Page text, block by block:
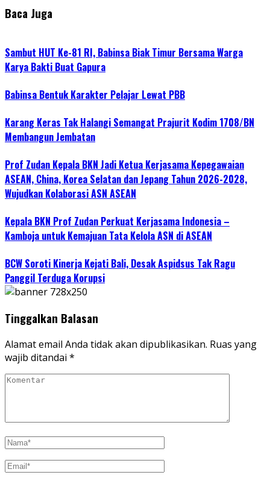
Baca Juga
Sambut HUT Ke-81 RI, Babinsa Biak Timur Bersama Warga
Karya Bakti Buat Gapura
Babinsa Bentuk Karakter Pelajar Lewat PBB
Karang Keras Tak Halangi Semangat Prajurit Kodim 1708/BN
Membangun Jembatan
Prof Zudan Kepala BKN Jadi Ketua Kerjasama Kepegawaian
ASEAN, China, Korea Selatan dan Jepang Tahun 2026-2028,
Wujudkan Kolaborasi ASN ASEAN
Kepala BKN Prof Zudan Perkuat Kerjasama Indonesia –
Kamboja untuk Kemajuan Tata Kelola ASN di ASEAN
BCW Soroti Kinerja Kejati Bali, Desak Aspidsus Tak Ragu
Panggil Terduga Korupsi
Tinggalkan Balasan
Alamat email Anda tidak akan dipublikasikan. Ruas yang
wajib ditandai *